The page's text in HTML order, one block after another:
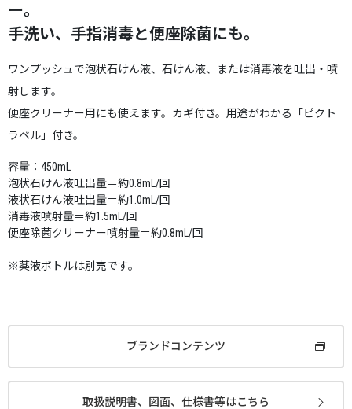
ー。
手洗い、手指消毒と便座除菌にも。
ワンプッシュで泡状石けん液、石けん液、または消毒液を吐出・噴
射します。
便座クリーナー用にも使えます。カギ付き。用途がわかる「ピクト
ラベル」付き。
容量：450mL
泡状石けん液吐出量＝約0.8mL/回
液状石けん液吐出量＝約1.0mL/回
消毒液噴射量＝約1.5mL/回
便座除菌クリーナー噴射量＝約0.8mL/回
※薬液ボトルは別売です。
ブランドコンテンツ
取扱説明書、図面、仕様書等はこちら